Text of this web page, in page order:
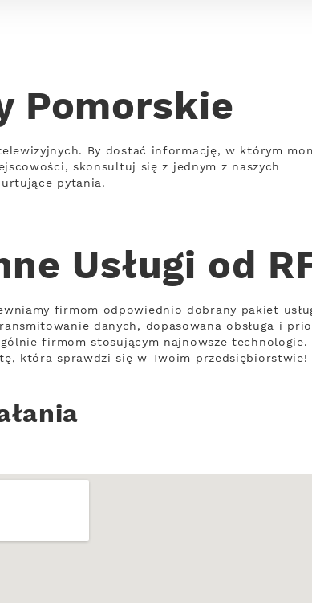
Pomorskie
By dostać informację, w którym
skonsultuj się z jednym z naszych
pytania.
Usługi od
firmom odpowiednio dobrany pakiet
danych, dopasowana obsługa i
firmom stosującym najnowsze technologie.
która sprawdzi się w Twoim przedsiębiorstwie!